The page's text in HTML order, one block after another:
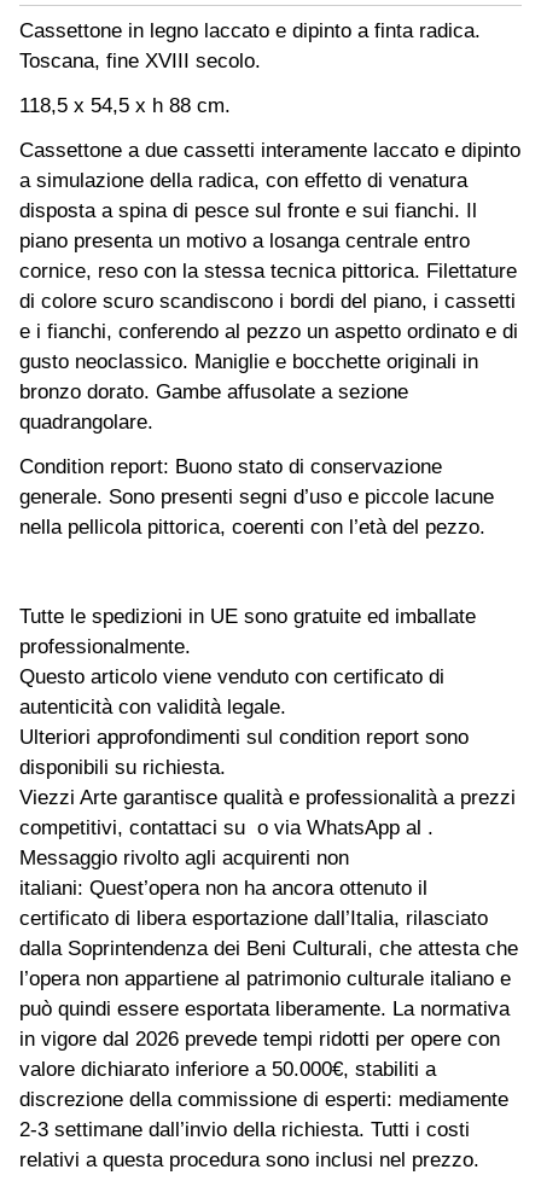
Cassettone in legno laccato e dipinto a finta radica.
Toscana, fine XVIII secolo.
118,5 x 54,5 x h 88 cm.
Cassettone a due cassetti interamente laccato e dipinto
a simulazione della radica, con effetto di venatura
disposta a spina di pesce sul fronte e sui fianchi. Il
piano presenta un motivo a losanga centrale entro
cornice, reso con la stessa tecnica pittorica. Filettature
di colore scuro scandiscono i bordi del piano, i cassetti
e i fianchi, conferendo al pezzo un aspetto ordinato e di
gusto neoclassico. Maniglie e bocchette originali in
bronzo dorato. Gambe affusolate a sezione
quadrangolare.
Condition report: Buono stato di conservazione
generale. Sono presenti segni d’uso e piccole lacune
nella pellicola pittorica, coerenti con l’età del pezzo.
Tutte le spedizioni in UE sono gratuite ed imballate
professionalmente.
Questo articolo viene venduto con certificato di
autenticità con validità legale.
Ulteriori approfondimenti sul condition report sono
disponibili su richiesta.
Viezzi Arte garantisce qualità e professionalità a prezzi
competitivi, contattaci su o via WhatsApp al .
Messaggio rivolto agli acquirenti non
italiani: Quest’opera non ha ancora ottenuto il
certificato di libera esportazione dall’Italia, rilasciato
dalla Soprintendenza dei Beni Culturali, che attesta che
l’opera non appartiene al patrimonio culturale italiano e
può quindi essere esportata liberamente. La normativa
in vigore dal 2026 prevede tempi ridotti per opere con
valore dichiarato inferiore a 50.000€, stabiliti a
discrezione della commissione di esperti: mediamente
2-3 settimane dall’invio della richiesta. Tutti i costi
relativi a questa procedura sono inclusi nel prezzo.